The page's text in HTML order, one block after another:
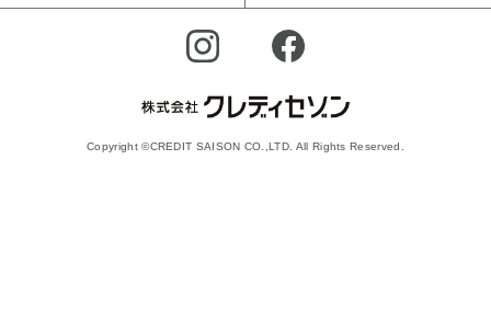
Copyright ©CREDIT SAISON CO.,LTD. All Rights Reserved.